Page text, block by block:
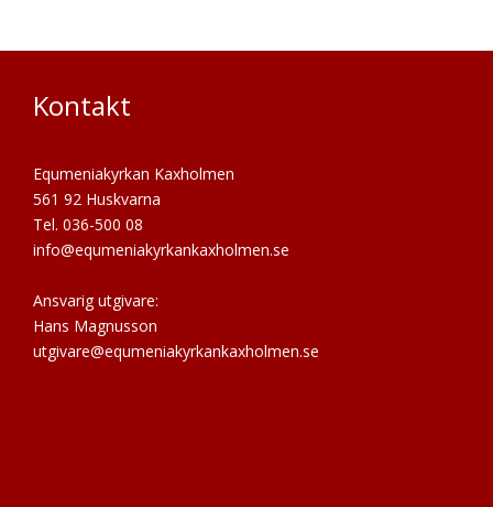
Kontakt
Equmeniakyrkan Kaxholmen
561 92 Huskvarna
Tel. 036-500 08
info@equmeniakyrkankaxholmen.se
Ansvarig utgivare:
Hans Magnusson
utgivare@equmeniakyrkankaxholmen.se